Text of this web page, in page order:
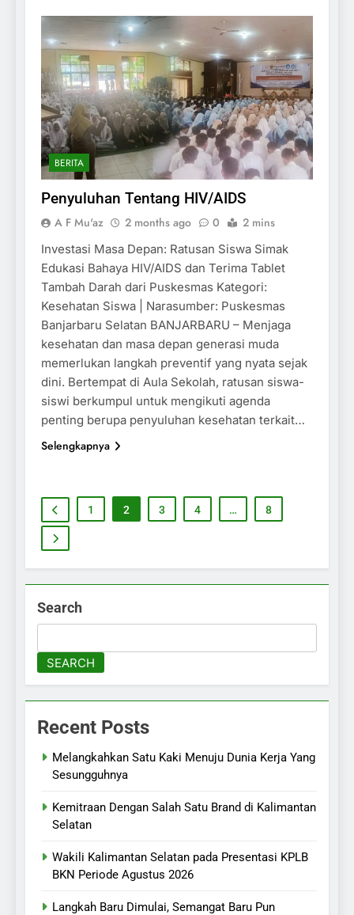
BERITA
Penyuluhan Tentang HIV/AIDS
A F Mu'az 2 months ago 0 2 mins
Investasi Masa Depan: Ratusan Siswa Simak
Edukasi Bahaya HIV/AIDS dan Terima Tablet
Tambah Darah dari Puskesmas Kategori:
Kesehatan Siswa | Narasumber: Puskesmas
Banjarbaru Selatan BANJARBARU – Menjaga
kesehatan dan masa depan generasi muda
memerlukan langkah preventif yang nyata sejak
dini. Bertempat di Aula Sekolah, ratusan siswa-
siswi berkumpul untuk mengikuti agenda
penting berupa penyuluhan kesehatan terkait…
Selengkapnya
1 2 3 4 … 8
Search
SEARCH
Recent Posts
Melangkahkan Satu Kaki Menuju Dunia Kerja Yang
Sesungguhnya
Kemitraan Dengan Salah Satu Brand di Kalimantan
Selatan
Wakili Kalimantan Selatan pada Presentasi KPLB
BKN Periode Agustus 2026
Langkah Baru Dimulai, Semangat Baru Pun